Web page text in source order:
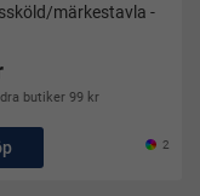
märkestavla -
butiker 99 kr
2